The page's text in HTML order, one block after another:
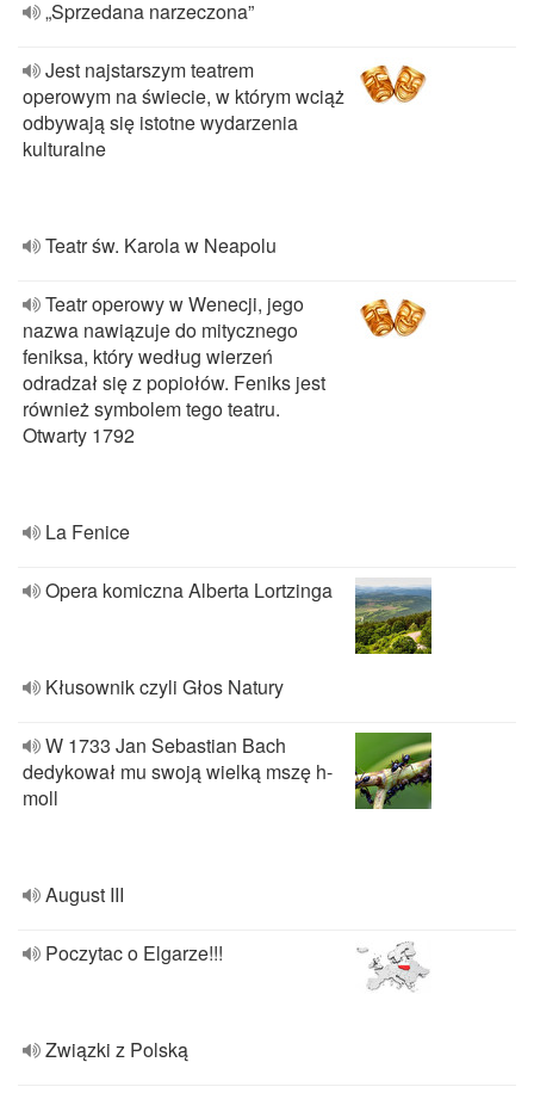
„Sprzedana narzeczona”
Jest najstarszym teatrem
operowym na świecie, w którym wciąż
odbywają się istotne wydarzenia
kulturalne
Teatr św. Karola w Neapolu
Teatr operowy w Wenecji, jego
nazwa nawiązuje do mitycznego
feniksa, który według wierzeń
odradzał się z popiołów. Feniks jest
również symbolem tego teatru.
Otwarty 1792
La Fenice
Opera komiczna Alberta Lortzinga
Kłusownik czyli Głos Natury
W 1733 Jan Sebastian Bach
dedykował mu swoją wielką mszę h-
moll
August III
Poczytac o Elgarze!!!
Związki z Polską